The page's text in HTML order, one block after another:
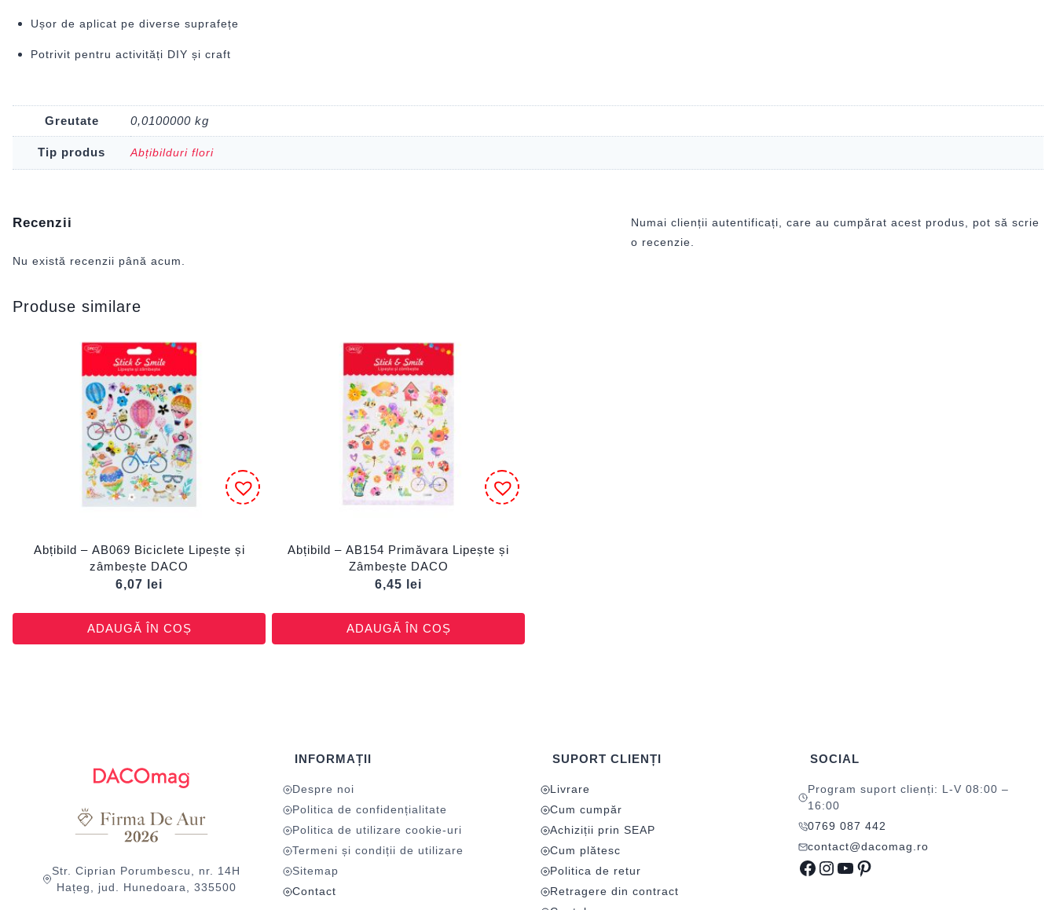
Ușor de aplicat pe diverse suprafețe
Potrivit pentru activități DIY și craft
Greutate 0,0100000 kg
Tip produs Abțibilduri flori
Recenzii
Nu există recenzii până acum.
Numai clienții autentificați, care au cumpărat acest produs, pot să scrie
o recenzie.
Produse similare
Abțibild – AB069 Biciclete Lipește și
zâmbește DACO
6,07
lei
ADAUGĂ ÎN COȘ
Abțibild – AB154 Primăvara Lipește și
Zâmbește DACO
6,45
lei
ADAUGĂ ÎN COȘ
Str. Ciprian Porumbescu, nr. 14H
Hațeg, jud. Hunedoara, 335500
INFORMAȚII
Despre noi
Politica de confidențialitate
Politica de utilizare cookie-uri
Termeni și condiții de utilizare
Sitemap
Contact
SUPORT CLIENȚI
Livrare
Cum cumpăr
Achiziții prin SEAP
Cum plătesc
Politica de retur
Retragere din contract
SOCIAL
Program suport clienți: L-V 08:00 –
16:00
0769 087 442
contact@dacomag.ro
Facebook
Instagram
YouTube
Pinterest